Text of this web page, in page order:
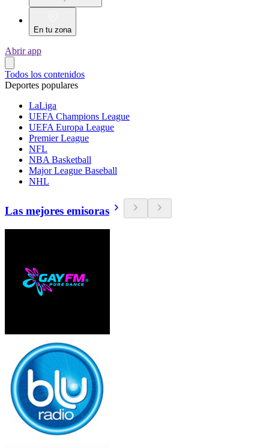
En tu zona
Abrir app
Todos los contenidos
Deportes populares
LaLiga
UEFA Champions League
UEFA Europa League
Premier League
NFL
NBA Basketball
Major League Baseball
NHL
Las mejores emisoras